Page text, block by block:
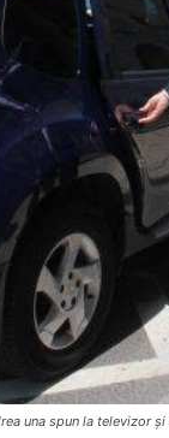
una spun la televizor